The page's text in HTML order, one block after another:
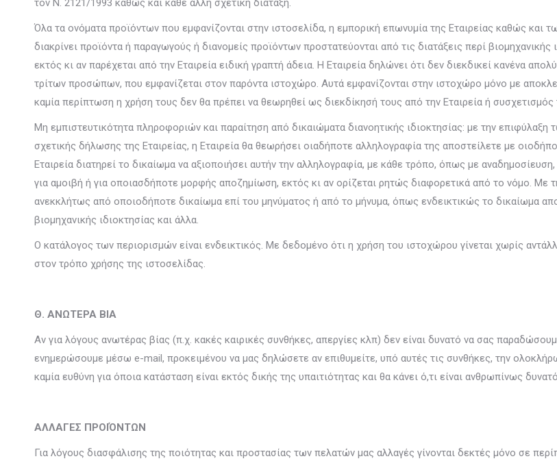
τον Ν. 2121/1993 καθώς και κάθε άλλη σχετική διάταξη.
Όλα τα ονόματα προϊόντων που εμφανίζονται στην ιστοσελίδα, η εμπορική επωνυμία της Εταιρείας καθώς και
διακρίνει προϊόντα ή παραγωγούς ή διανομείς προϊόντων προστατεύονται από τις διατάξεις περί
εκτός κι αν παρέχεται από την Εταιρεία ειδική γραπτή άδεια. Η Εταιρεία δηλώνει ότι δεν διεκδικεί κανένα
τρίτων προσώπων, που εμφανίζεται στον παρόντα ιστοχώρο. Αυτά εμφανίζονται στην ιστοχώρο μόνο με
καμία περίπτωση η χρήση τους δεν θα πρέπει να θεωρηθεί ως διεκδίκησή τους από την Εταιρεία ή
Μη εμπιστευτικότητα πληροφοριών και παραίτηση από δικαιώματα διανοητικής ιδιοκτησίας: με την
σχετικής δήλωσης της Εταιρείας, η Εταιρεία θα θεωρήσει οιαδήποτε αλληλογραφία της αποστείλετε με
Εταιρεία διατηρεί το δικαίωμα να αξιοποιήσει αυτήν την αλληλογραφία, με κάθε τρόπο, όπως με
για αμοιβή ή για οποιασδήποτε μορφής αποζημίωση, εκτός κι αν ορίζεται ρητώς διαφορετικά από το νόμο. Με
ανεκκλήτως από οποιοδήποτε δικαίωμα επί του μηνύματος ή από το μήνυμα, όπως ενδεικτικώς το δικαίωμα
βιομηχανικής ιδιοκτησίας και άλλα.
Ο κατάλογος των περιορισμών είναι ενδεικτικός. Με δεδομένο ότι η χρήση του ιστοχώρου γίνεται χωρίς
στον τρόπο χρήσης της ιστοσελίδας.
Θ. ΑΝΩΤΕΡΑ ΒΙΑ
Αν για λόγους ανωτέρας βίας (π.χ. κακές καιρικές συνθήκες, απεργίες κλπ) δεν είναι δυνατό να σας
ενημερώσουμε μέσω e-mail, προκειμένου να μας δηλώσετε αν επιθυμείτε, υπό αυτές τις συνθήκες, την
καμία ευθύνη για όποια κατάσταση είναι εκτός δικής της υπαιτιότητας και θα κάνει ό,τι είναι ανθρωπίνως
ΑΛΛΑΓΕΣ ΠΡΟΙΌΝΤΩΝ
Για λόγους διασφάλισης της ποιότητας και προστασίας των πελατών μας αλλαγές γίνονται δεκτές μόνο σε